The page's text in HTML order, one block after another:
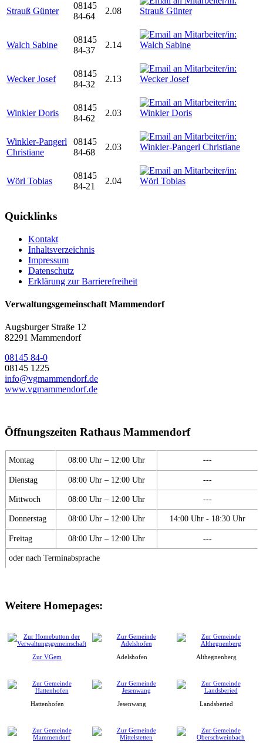
Strauß Günter
08145
84-64
2.08
Walch Sabine
08145
84-37
2.14
Wecker Josef
08145
84-32
2.13
Winkler Doris
08145
84-62
2.03
Winkler-Pangerl
Christiane
08145
84-68
2.03
Wörl Tobias
08145
84-21
2.04
Quicklinks
Kontakt
Inhaltsverzeichnis
Impressum
Datenschutz
Erklärung zur Barrierefreiheit
Verwaltungsgemeinschaft Mammendorf
Augsburger Straße 12
82291 Mammendorf
08145 84-0
08145 1225
info@vgmammendorf.de
www.vgmammendorf.de
Öffnungszeiten Rathaus Mammendorf
Montag 08:00 Uhr – 12:00 Uhr ---
Dienstag 08:00 Uhr – 12:00 Uhr ---
Mittwoch 08:00 Uhr – 12:00 Uhr ---
Donnerstag 08:00 Uhr – 12:00 Uhr 14:00 Uhr - 18:30 Uhr
Freitag 08:00 Uhr – 12:00 Uhr ---
oder nach Terminabsprache
Weitere Homepages:
Zur VGem Adelshofen Althegnenberg
Hattenhofen Jesenwang Landsberied